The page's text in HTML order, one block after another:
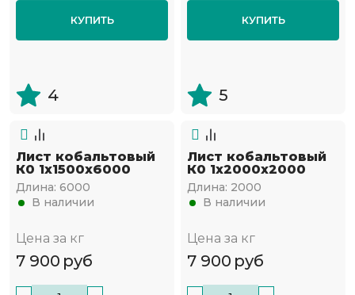
КУПИТЬ
4
КУПИТЬ
5
Лист кобальтовый
К0 1x1500x6000
Длина: 6000
В наличии
Цена за кг
7 900 руб
Лист кобальтовый
К0 1x2000x2000
Длина: 2000
В наличии
Цена за кг
7 900 руб